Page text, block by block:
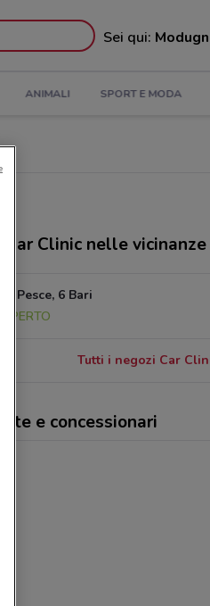
Sei qui:
ANIMALI SPORT E MODA
Car Clinic nelle vicinanze
Pesce, 6 Bari
APERTO
Tutti i negozi Car
e concessionari